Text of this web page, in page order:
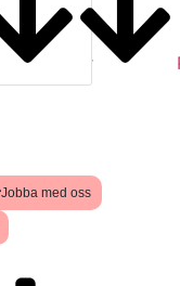
Tjänster
Jobba med oss